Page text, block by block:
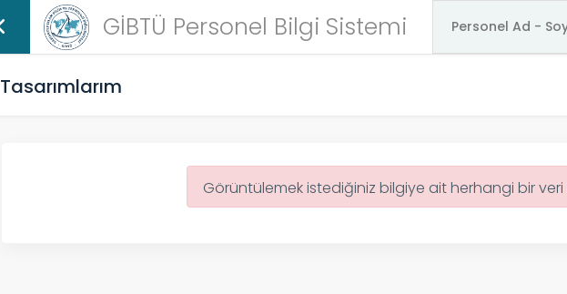
GİBTÜ Personel Bilgi Sistemi
Tasarımlarım
Görüntülemek istediğiniz bilgiye ait herhangi bir